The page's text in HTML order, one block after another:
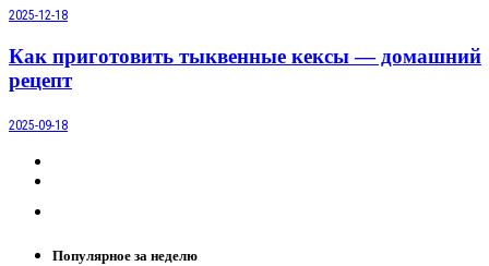
2025-12-18
Как приготовить тыквенные кексы — домашний
рецепт
2025-09-18
Популярное за неделю